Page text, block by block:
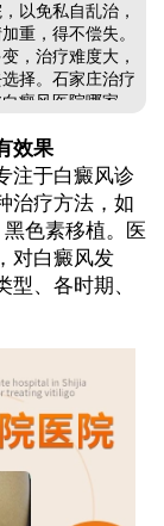
以免私自乱治，
重，得不偿失。
，治疗难度大，
择。石家庄治疗
癜风医院哪家
效果
于白癜风诊
治疗方法，如
色素移植。医
对白癜风发
、各时期、